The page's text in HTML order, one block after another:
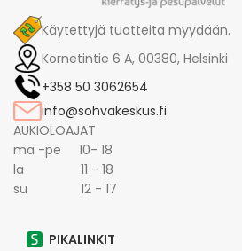
Käytettyjä tuotteita myydään.
Kornetintie 6 A, 00380, Helsinki
+358 50 3062654
info@sohvakeskus.fi
AUKIOLOAJAT
ma -pe 10- 18
la 11 - 18
su 12 - 17
PIKALINKIT